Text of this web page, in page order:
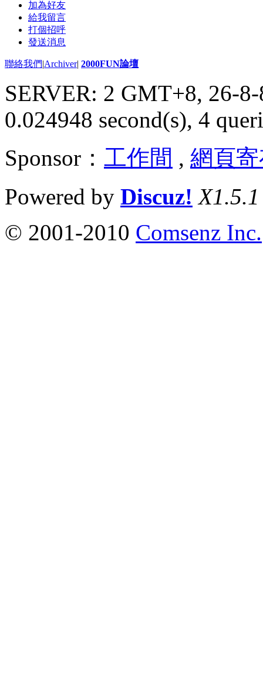
加為好友
給我留言
打個招呼
發送消息
聯絡我們|Archiver| 2000FUN論壇
SERVER: 2 GMT+8, 26-
0.024948 second(s), 4
Sponsor： 工作間 , 網頁
Powered by Discuz! X1.5.1
© 2001-2010 Comsenz Inc.